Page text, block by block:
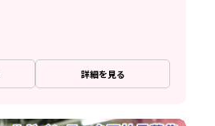
詳細を見る